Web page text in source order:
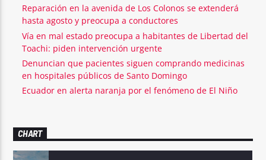
Reparación en la avenida de Los Colonos se extenderá
hasta agosto y preocupa a conductores
Vía en mal estado preocupa a habitantes de Libertad del
Toachi: piden intervención urgente
Denuncian que pacientes siguen comprando medicinas
en hospitales públicos de Santo Domingo
Ecuador en alerta naranja por el fenómeno de El Niño
CHART